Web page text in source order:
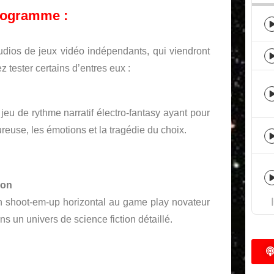
:
de jeux vidéo indépendants, qui viendront
tester certains d’entres eux :
de rythme narratif électro-fantasy ayant pour
les émotions et la tragédie du choix.
shoot-em-up horizontal au game play novateur
un univers de science fiction détaillé.